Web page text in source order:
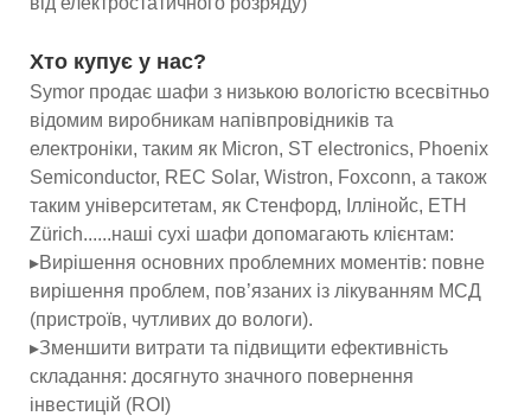
Хто купує у нас?
Symor продає шафи з низькою вологістю всесвітньо
відомим виробникам напівпровідників та
електроніки, таким як Micron, ST electronics, Phoenix
Semiconductor, REC Solar, Wistron, Foxconn, а також
таким університетам, як Стенфорд, Іллінойс, ETH
Zürich......наші сухі шафи допомагають клієнтам:
▸Вирішення основних проблемних моментів: повне
вирішення проблем, пов’язаних із лікуванням МСД
(пристроїв, чутливих до вологи).
▸Зменшити витрати та підвищити ефективність
складання: досягнуто значного повернення
інвестицій (ROI)